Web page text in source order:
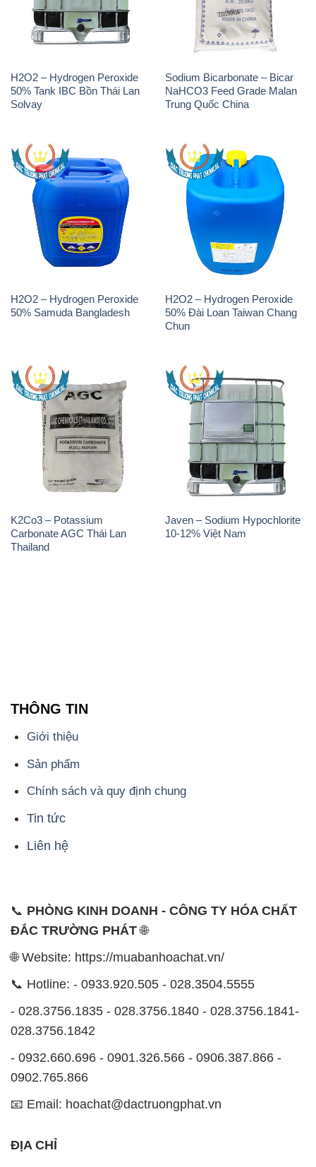
H2O2 – Hydrogen Peroxide
50% Tank IBC Bồn Thái Lan
Solvay
Sodium Bicarbonate – Bicar
NaHCO3 Feed Grade Malan
Trung Quốc China
H2O2 – Hydrogen Peroxide
50% Samuda Bangladesh
H2O2 – Hydrogen Peroxide
50% Đài Loan Taiwan Chang
Chun
K2Co3 – Potassium
Carbonate AGC Thái Lan
Thailand
Javen – Sodium Hypochlorite
10-12% Việt Nam
THÔNG TIN
Giới thiệu
Sản phẩm
Chính sách và quy định chung
Tin tức
Liên hệ
📞 PHÒNG KINH DOANH - CÔNG TY HÓA CHẤT
ĐẮC TRƯỜNG PHÁT🌐
🌐 Website: https://muabanhoachat.vn/
📞 Hotline: - 0933.920.505 - 028.3504.5555
- 028.3756.1835 - 028.3756.1840 - 028.3756.1841-
028.3756.1842
- 0932.660.696 - 0901.326.566 - 0906.387.866 -
0902.765.866
📧 Email: hoachat@dactruongphat.vn
ĐỊA CHỈ